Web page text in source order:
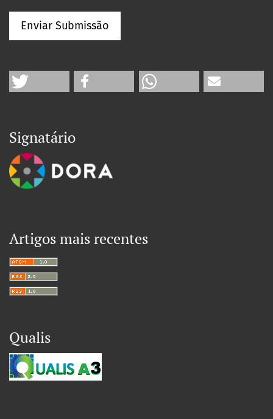
Enviar Submissão
Signatário
Artigos mais recentes
Qualis